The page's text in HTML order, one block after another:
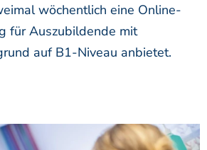
wöchentlich eine Online-
für Auszubildende mit
auf B1-Niveau anbietet.